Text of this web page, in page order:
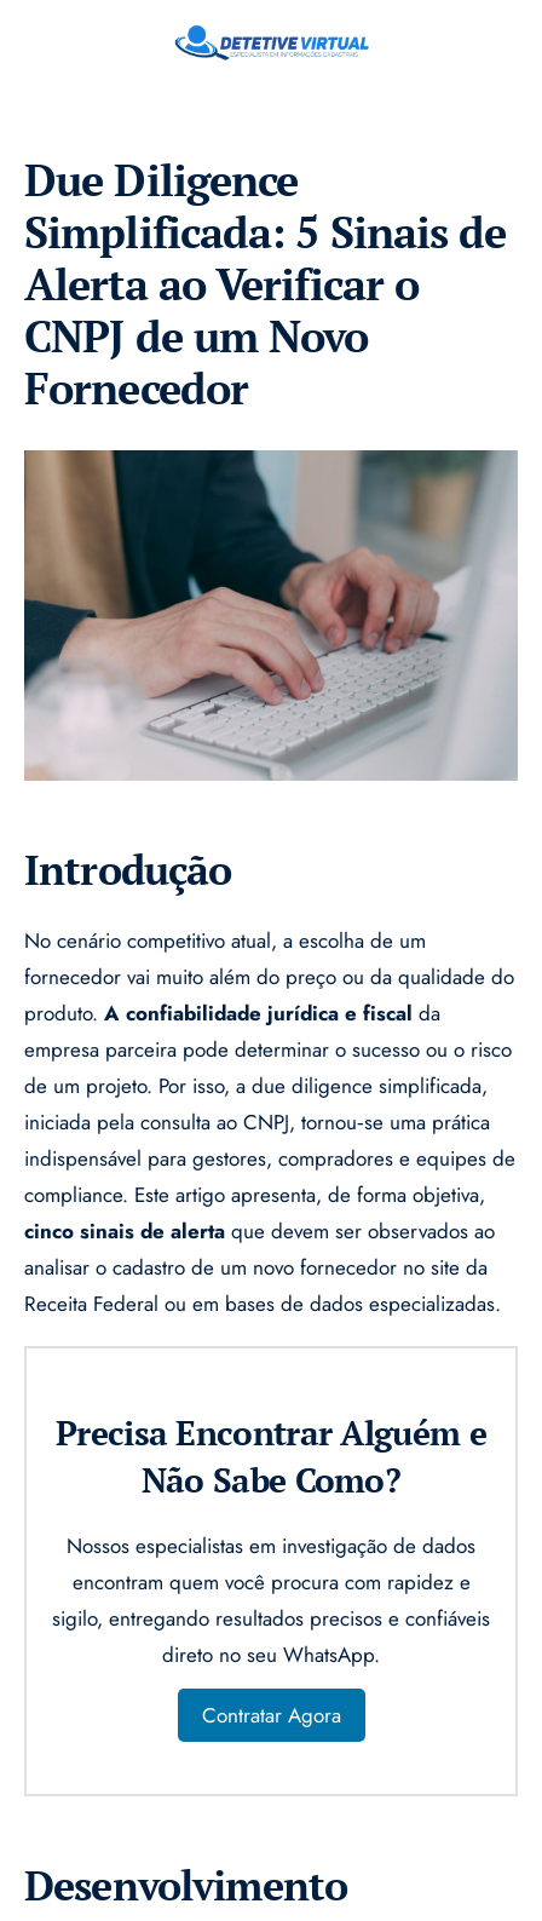
Due Diligence
Simplificada: 5 Sinais de
Alerta ao Verificar o
CNPJ de um Novo
Fornecedor
Introdução
No cenário competitivo atual, a escolha de um
fornecedor vai muito além do preço ou da qualidade do
produto. A confiabilidade jurídica e fiscal da
empresa parceira pode determinar o sucesso ou o risco
de um projeto. Por isso, a due diligence simplificada,
iniciada pela consulta ao CNPJ, tornou‑se uma prática
indispensável para gestores, compradores e equipes de
compliance. Este artigo apresenta, de forma objetiva,
cinco sinais de alerta que devem ser observados ao
analisar o cadastro de um novo fornecedor no site da
Receita Federal ou em bases de dados especializadas.
Precisa Encontrar Alguém e
Não Sabe Como?
Nossos especialistas em investigação de dados
encontram quem você procura com rapidez e
sigilo, entregando resultados precisos e confiáveis
direto no seu WhatsApp.
Contratar Agora
Desenvolvimento